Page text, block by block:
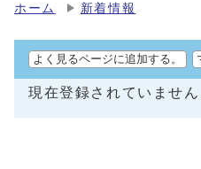
ホーム 新着情報
よく見るページに追加する。
現在登録されていません